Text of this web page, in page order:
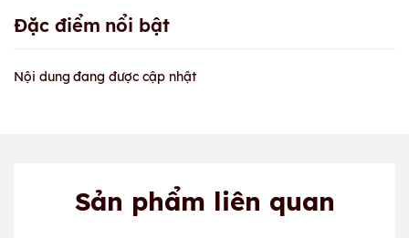
Đặc điểm nổi bật
Nội dung đang được cập nhật
Sản phẩm liên quan